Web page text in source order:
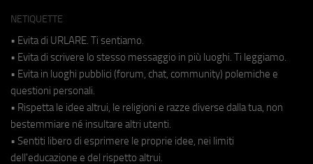
NETIQUETTE
• Evita di URLARE. Ti sentiamo.
• Evita di scrivere lo stesso messaggio in più luoghi. Ti leggiamo.
• Evita in luoghi pubblici (forum, chat, community) polemiche e
questioni personali.
• Rispetta le idee altrui, le religioni e razze diverse dalla tua, non
bestemmiare né insultare altri utenti.
• Sentiti libero di esprimere le proprie idee, nei limiti
dell'educazione e del rispetto altrui.